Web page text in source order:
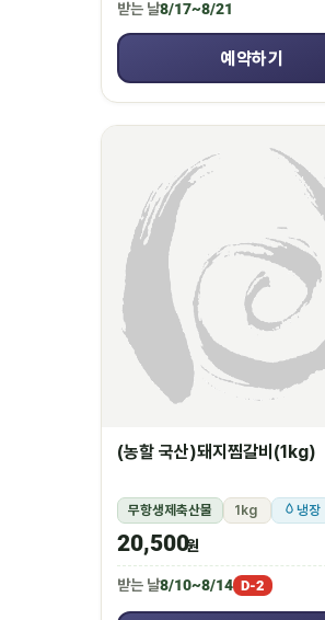
받는 날8/17~8/21
예약하기
(농할 국산)돼지찜갈비(1kg)
무항생제축산물 1kg 냉장
20,500원
받는 날8/10~8/14 D-2